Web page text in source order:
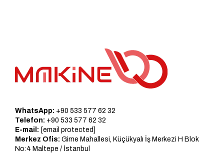
WhatsApp: +90 533 577 62 32
Telefon: +90 533 577 62 32
E-mail: [email protected]
Merkez Ofis: Girne Mahallesi, Küçükyalı İş Merkezi H Blok
No:4 Maltepe / İstanbul